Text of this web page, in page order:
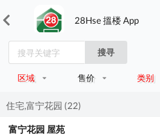
28Hse 搵楼 App
搜寻
区域 售价 类别
住宅,富宁花园 (22)
富宁花园 屋苑